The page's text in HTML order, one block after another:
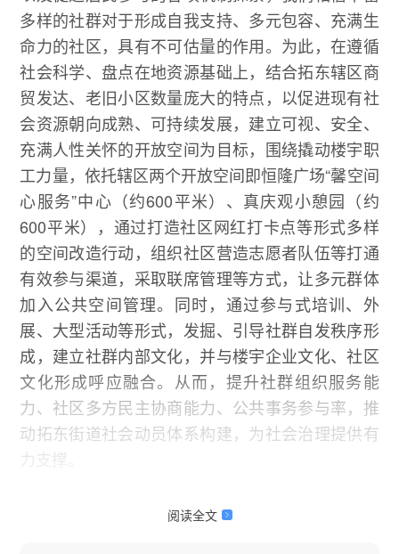
多样的社群对于形成自我支持、多元包容、充满生
命力的社区，具有不可估量的作用。为此，在遵循
社会科学、盘点在地资源基础上，结合拓东辖区商
贸发达、老旧小区数量庞大的特点，以促进现有社
会资源朝向成熟、可持续发展，建立可视、安全、
充满人性关怀的开放空间为目标，围绕撬动楼宇职
工力量，依托辖区两个开放空间即恒隆广场“馨空间
心服务”中心（约600平米）、真庆观小憩园（约
600平米），通过打造社区网红打卡点等形式多样
的空间改造行动，组织社区营造志愿者队伍等打通
有效参与渠道，采取联席管理等方式，让多元群体
加入公共空间管理。同时，通过参与式培训、外
展、大型活动等形式，发掘、引导社群自发秩序形
成，建立社群内部文化，并与楼宇企业文化、社区
文化形成呼应融合。从而，提升社群组织服务能
力、社区多方民主协商能力、公共事务参与率，推
动拓东街道社会动员体系构建，为社会治理提供有
力支撑。
阅读全文